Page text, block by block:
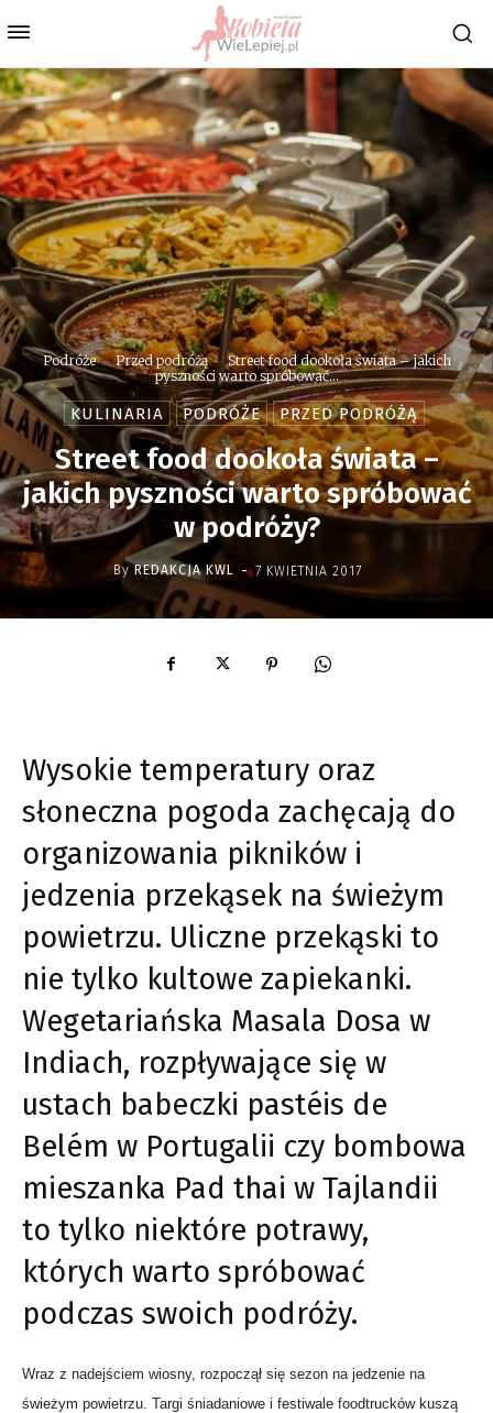
Podróże Przed podróżą
Street food dookoła świata – jakich
pyszności warto spróbować...
KULINARIA PODRÓŻE PRZED PODRÓŻĄ
Street food dookoła świata –
jakich pyszności warto spróbować
w podróży?
By REDAKCJA KWL - 7 KWIETNIA 2017
Wysokie temperatury oraz
słoneczna pogoda zachęcają do
organizowania pikników i
jedzenia przekąsek na świeżym
powietrzu. Uliczne przekąski to
nie tylko kultowe zapiekanki.
Wegetariańska Masala Dosa w
Indiach, rozpływające się w
ustach babeczki pastéis de
Belém w Portugalii czy bombowa
mieszanka Pad thai w Tajlandii
to tylko niektóre potrawy,
których warto spróbować
podczas swoich podróży.
Wraz z nadejściem wiosny, rozpoczął się sezon na jedzenie na
świeżym powietrzu. Targi śniadaniowe i festiwale foodtrucków kuszą